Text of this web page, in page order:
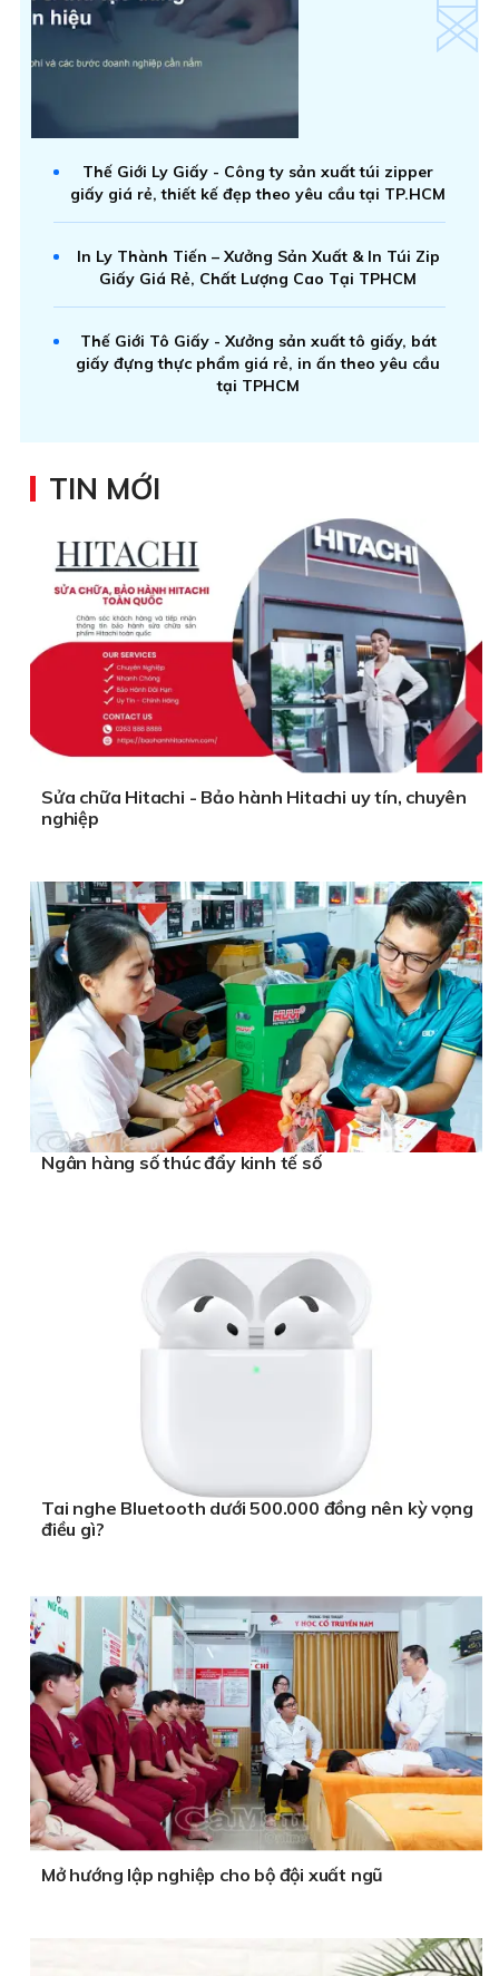
Thế Giới Ly Giấy - Công ty sản xuất túi zipper
giấy giá rẻ, thiết kế đẹp theo yêu cầu tại TP.HCM
In Ly Thành Tiến – Xưởng Sản Xuất & In Túi Zip
Giấy Giá Rẻ, Chất Lượng Cao Tại TPHCM
Thế Giới Tô Giấy - Xưởng sản xuất tô giấy, bát
giấy đựng thực phẩm giá rẻ, in ấn theo yêu cầu
tại TPHCM
TIN MỚI
Sửa chữa Hitachi - Bảo hành Hitachi uy tín, chuyên
nghiệp
Ngân hàng số thúc đẩy kinh tế số
Tai nghe Bluetooth dưới 500.000 đồng nên kỳ vọng
điều gì?
Mở hướng lập nghiệp cho bộ đội xuất ngũ